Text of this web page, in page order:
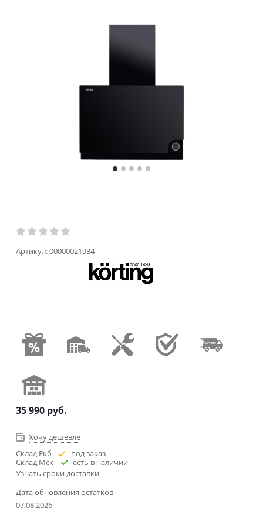
Артикул:00000021934
35 990 руб.
Хочу дешевле
Склад Екб -
под заказ
Склад Мск -
есть в наличии
Узнать сроки доставки
Дата обновления остатков
07.08.2026